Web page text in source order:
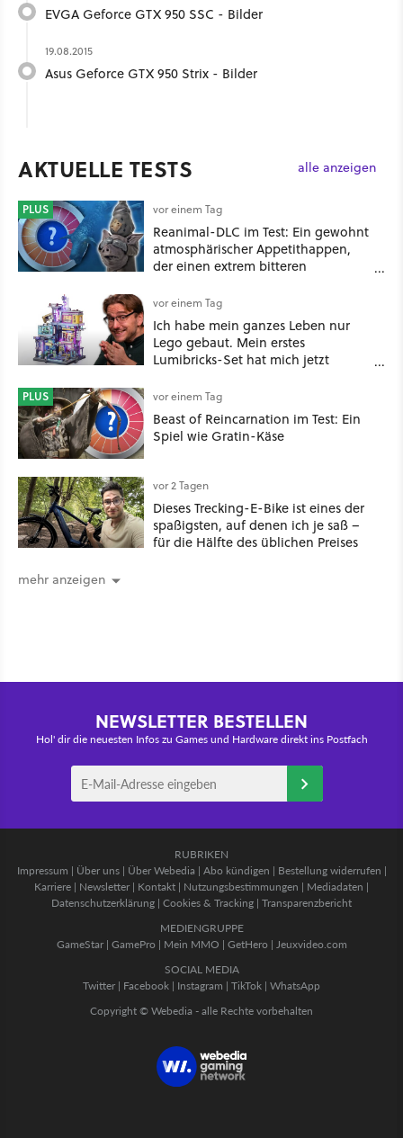
EVGA Geforce GTX 950 SSC - Bilder
19.08.2015
Asus Geforce GTX 950 Strix - Bilder
AKTUELLE TESTS alle anzeigen
PLUS vor einem Tag
Reanimal-DLC im Test: Ein gewohnt
atmosphärischer Appetithappen,
der einen extrem bitteren
vor einem Tag
Ich habe mein ganzes Leben nur
Lego gebaut. Mein erstes
Lumibricks-Set hat mich jetzt
Stack im Test
PLUS vor einem Tag
Beast of Reincarnation im Test: Ein
Spiel wie Gratin-Käse
vor 2 Tagen
Dieses Trecking-E-Bike ist eines der
spaßigsten, auf denen ich je saß –
für die Hälfte des üblichen Preises
mehr anzeigen
NEWSLETTER BESTELLEN
Hol' dir die neuesten Infos zu Games und Hardware direkt ins Postfach
RUBRIKEN
Impressum | Über uns| Über Webedia | Abo kündigen | Bestellung widerrufen |
Karriere | Newsletter | Kontakt | Nutzungsbestimmungen | Mediadaten |
Datenschutzerklärung | Cookies & Tracking | Transparenzbericht
MEDIENGRUPPE
GameStar| GamePro | Mein MMO | GetHero | Jeuxvideo.com
SOCIAL MEDIA
Twitter | Facebook | Instagram | TikTok | WhatsApp
Copyright © Webedia - alle Rechte vorbehalten